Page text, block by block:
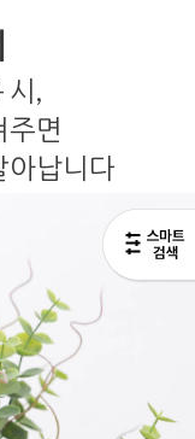
시,
주면
아납니다